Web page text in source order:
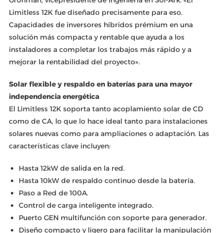
Limitless 12K fue diseñado precisamente para eso.
Capacidades de inversores híbridos prémium en una
solución más compacta y rentable que ayuda a los
instaladores a completar los trabajos más rápido y a
mejorar la rentabilidad del proyecto».
Solar flexible y respaldo en baterías para una mayor
independencia energética
El Limitless 12K soporta tanto acoplamiento solar de CD
como de CA, lo que lo hace ideal tanto para instalaciones
solares nuevas como para ampliaciones o adaptación. Las
características clave incluyen:
Hasta 12kW de salida en la red.
Hasta 10kW de respaldo continuo desde la batería.
Paso a Red de 100A.
Control de carga inteligente integrado.
Puerto GEN multifunción con soporte para generador.
Diseño compacto y ligero para facilitar la manipulación